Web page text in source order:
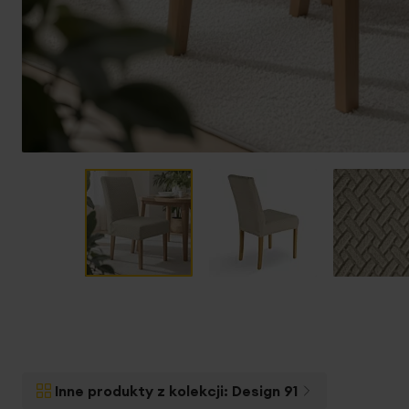
Inne produkty z kolekcji: Design 91